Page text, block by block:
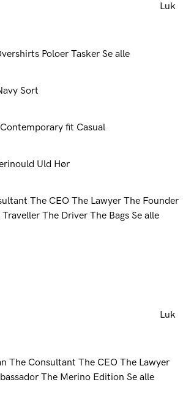
Luk
Poloer Tasker Se alle
Sort
Contemporary fit Casual
Uld Hør
The CEO The Lawyer The Founder
Traveller The Driver The Bags Se alle
Luk
The Consultant The CEO The Lawyer
The Merino Edition Se alle